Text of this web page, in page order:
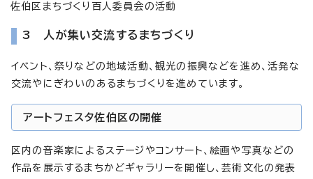
佐伯区まちづくり百人委員会の活動
3 人が集い交流するまちづくり
イベント、祭りなどの地域活動、観光の振興などを進め、活発な
交流やにぎわいのあるまちづくりを進めています。
アートフェスタ佐伯区の開催
区内の音楽家によるステージやコンサート、絵画や写真などの
作品を展示するまちかどギャラリーを開催し、芸術文化の発表